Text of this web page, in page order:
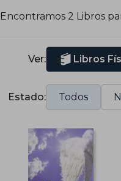
Encontramos 2 Libros
Ver: Libros
Estado: Todos